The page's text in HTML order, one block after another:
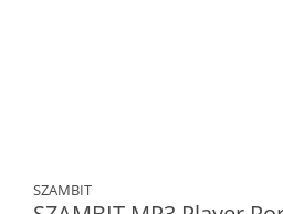
SZAMBIT